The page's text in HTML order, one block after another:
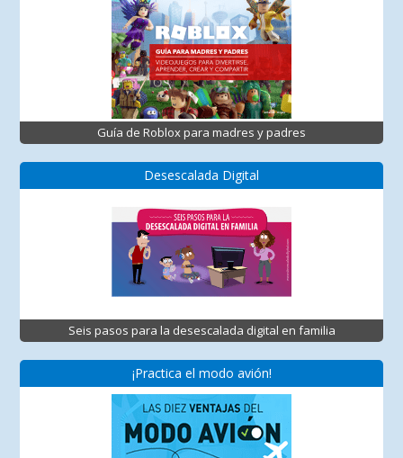
Guía de Roblox para madres y padres
Desescalada Digital
Seis pasos para la desescalada digital en familia
¡Practica el modo avión!